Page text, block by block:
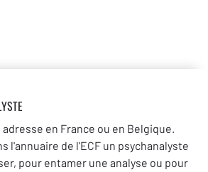
en France ou en Belgique.
l'annuaire de l'ECF un psychanalyste
pour entamer une analyse ou pour